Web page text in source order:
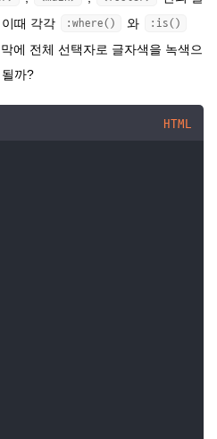
때 각각
:where() 와 :is()
에 전체 선택자로 글자색을 녹색으
까?
HTML